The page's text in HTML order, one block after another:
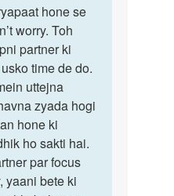
hone se
worry. Toh
partner ki
time de do.
uttejna
zyada hogi
hone ki
ho sakti hai.
par focus
yaani bete ki